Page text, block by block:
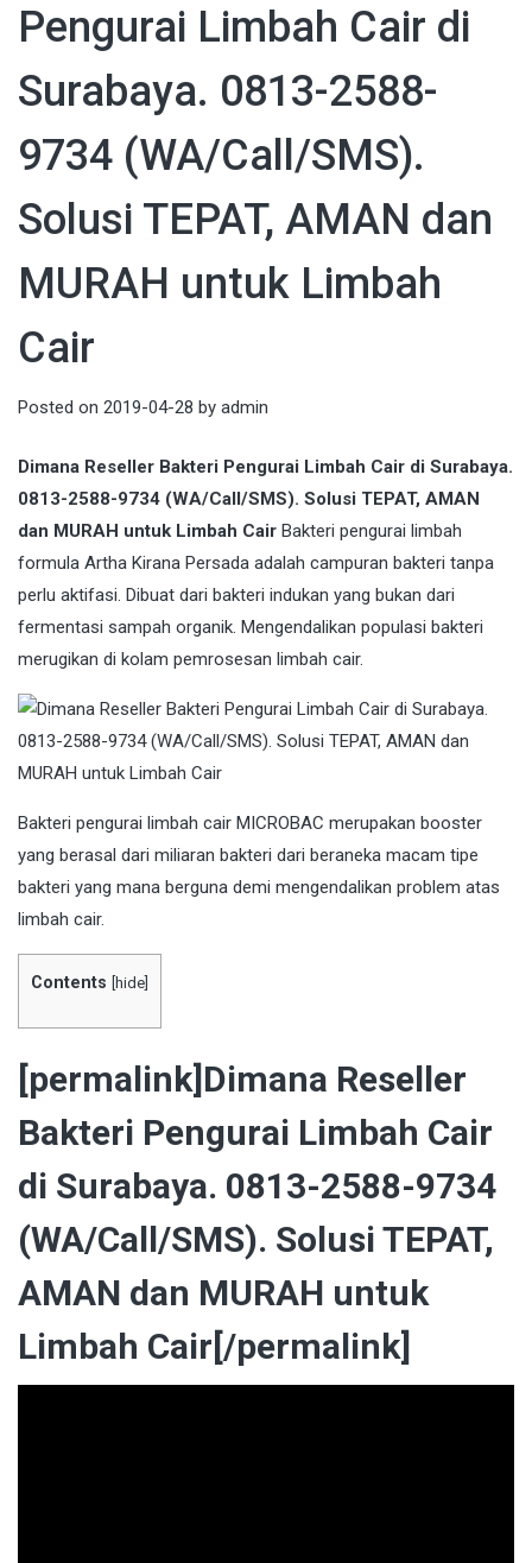
Pengurai Limbah Cair di
Surabaya. 0813-2588-
9734 (WA/Call/SMS).
Solusi TEPAT, AMAN dan
MURAH untuk Limbah
Cair
Posted on 2019-04-28 by admin
Dimana Reseller Bakteri Pengurai Limbah Cair di Surabaya.
0813-2588-9734 (WA/Call/SMS). Solusi TEPAT, AMAN
dan MURAH untuk Limbah Cair Bakteri pengurai limbah
formula Artha Kirana Persada adalah campuran bakteri tanpa
perlu aktifasi. Dibuat dari bakteri indukan yang bukan dari
fermentasi sampah organik. Mengendalikan populasi bakteri
merugikan di kolam pemrosesan limbah cair.
Bakteri pengurai limbah cair MICROBAC merupakan booster
yang berasal dari miliaran bakteri dari beraneka macam tipe
bakteri yang mana berguna demi mengendalikan problem atas
limbah cair.
Contents hide
[permalink]Dimana Reseller
Bakteri Pengurai Limbah Cair
di Surabaya. 0813-2588-9734
(WA/Call/SMS). Solusi TEPAT,
AMAN dan MURAH untuk
Limbah Cair[/permalink]